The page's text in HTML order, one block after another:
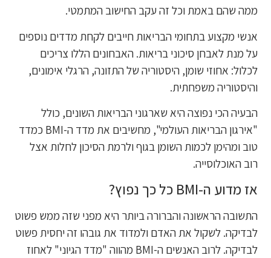
ממה שהם באמת וכל זה עקב החישוב המתמטי.
אנשי מקצוע בתחומי הבריאות חייבים לקחת מדדים נוספים
על מנת לאבחן סיכוני בריאות. האבחונים הללו צריכים
לכלול: אחוזי שומן, היסטוריה של התזונה, הרגלי אימונים,
והיסטוריה משפחתית.
הבעיה הכי נפוצה היא שארגוני הבריאות השונים, כולל
"אירגון הבריאות העולמי", מחשיבים את מדד ה-BMI כמדד
טוב ומהימן לכמות השומן בגוף ולרמת הסיכון לחלות אצל
רוב האוכלוסייה.
אז מדוע ה-BMI כל כך נפוץ?
התשובה הראשונה והברורה ביותר היא מפני שזה ממש פשוט
לבדיקה. לשקול את האדם ולמדוד את גובהו זה יחסית פשוט
לבדיקה. לרוב האנשים ה-BMI מהווה "מדד הגיוני" לאחוז